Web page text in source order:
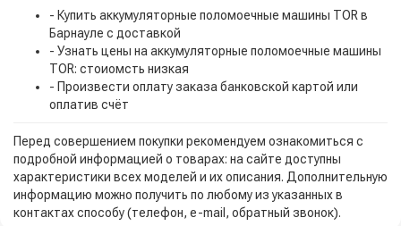
- Купить аккумуляторные поломоечные машины TOR в
Барнауле с доставкой
- Узнать цены на аккумуляторные поломоечные машины
TOR: стоиомсть низкая
- Произвести оплату заказа банковской картой или
оплатив счёт
Перед совершением покупки рекомендуем ознакомиться с
подробной информацией о товарах: на сайте доступны
характеристики всех моделей и их описания. Дополнительную
информацию можно получить по любому из указанных в
контактах способу (телефон, e-mail, обратный звонок).